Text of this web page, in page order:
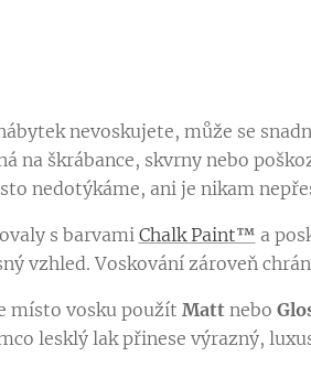
nevoskujete, může se
na škrábance, skvrny nebo
nedotýkáme, ani je nikam
s barvami Chalk Paint™ a
vzhled. Voskování zároveň
místo vosku použít Mattnebo
lesklý lak přinese výrazný,